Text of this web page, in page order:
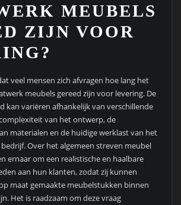
MEUBELS
ZIJN VOOR
veel mensen zich afvragen hoe lang het
meubels gereed zijn voor levering. De
kan variëren afhankelijk van verschillende
van het ontwerp, de
materialen en de huidige werklast van het
Over het algemeen streven meubel
ernaar om een realistische en haalbare
aan hun klanten, zodat zij kunnen
maat gemaakte meubelstukken binnen
Het is raadzaam om deze vraag